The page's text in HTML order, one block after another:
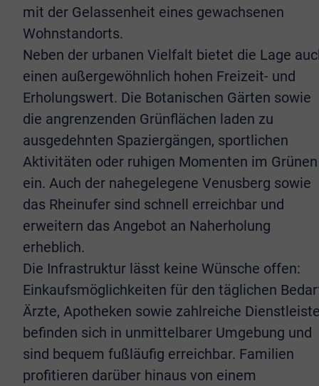
mit der Gelassenheit eines gewachsenen
Wohnstandorts.
Neben der urbanen Vielfalt bietet die Lage
einen außergewöhnlich hohen Freizeit- und
Erholungswert. Die Botanischen Gärten sowie
die angrenzenden Grünflächen laden zu
ausgedehnten Spaziergängen, sportlichen
Aktivitäten oder ruhigen Momenten im Grünen
ein. Auch der nahegelegene Venusberg sowie
das Rheinufer sind schnell erreichbar und
erweitern das Angebot an Naherholung
erheblich.
Die Infrastruktur lässt keine Wünsche offen:
Einkaufsmöglichkeiten für den täglichen
Ärzte, Apotheken sowie zahlreiche
befinden sich in unmittelbarer Umgebung und
sind bequem fußläufig erreichbar. Familien
profitieren darüber hinaus von einem